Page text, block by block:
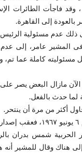
فاجأت الطائرات
إلى القاهرة.
عدم مسئولية الرئيس
فى المشير عامر، إلى
وفى النهاية تحمل الرجل مسئوليته
المشير عبد الحكيم عامر يوم ١٤ سبتمبر ١٩٦٧، وحتى
لما حدث بالفعل.
أكثر من مرة أن ينتحر.
كانت البداية كما روى الأستاذ هيكل فى
الحربية شمس بدران
هناك وقال للمشير أنه